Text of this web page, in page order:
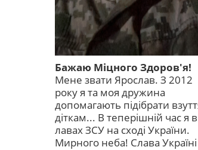
Бажаю Міцного Здоров'я!
Мене звати Ярослав. З 2012
року я та моя дружина
допомагають підібрати
діткам... В теперішній час я в
лавах ЗСУ на сході України.
Мирного неба! Слава